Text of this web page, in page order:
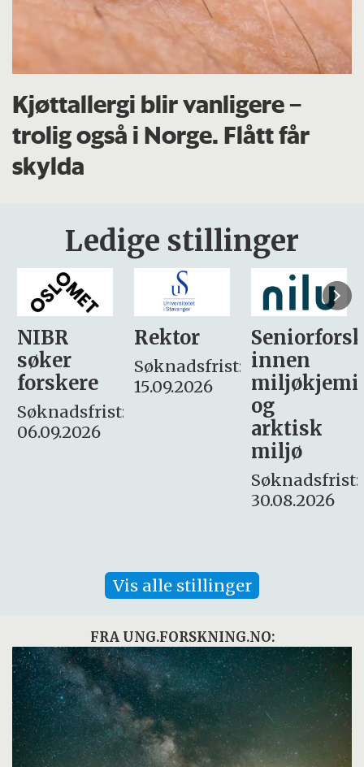
Kjøttallergi blir vanligere –
trolig også i Norge. Flått får
skylda
Ledige stillinger
Rektor
Søknadsfrist:
15.09.2026
Seniorforsker
innen
miljøkjemi
søker
– fast
Søknadsfrist:
16. august.
Vis alle stillinger
FRA UNG.FORSKNING.NO: